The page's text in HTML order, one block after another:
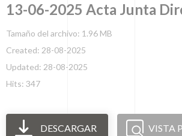
13-06-2025 Acta Junta
Tamaño del archivo: 1.96 MB
Created: 28-08-2025
Updated: 28-08-2025
Hits: 347
DESCARGAR VISTA